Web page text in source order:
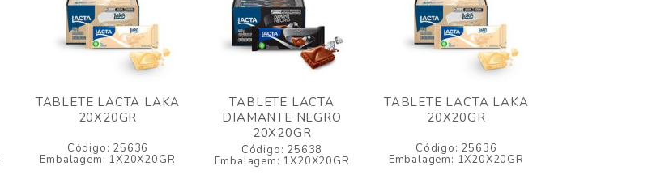
TABLETE LACTA LAKA
20X20GR
Código: 25636
Embalagem: 1X20X20GR
TABLETE LACTA
DIAMANTE NEGRO
20X20GR
Código: 25638
Embalagem: 1X20X20GR
TABLETE LACTA LAKA
20X20GR
Código: 25636
Embalagem: 1X20X20GR